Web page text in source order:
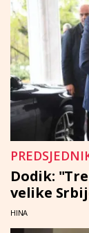
Dodik:
velike
HINA